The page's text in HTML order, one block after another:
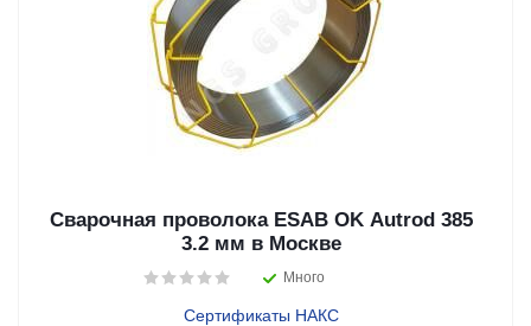
Сварочная проволока ESAB OK Autrod 385
3.2 мм в Москве
Много
Сертификаты НАКС